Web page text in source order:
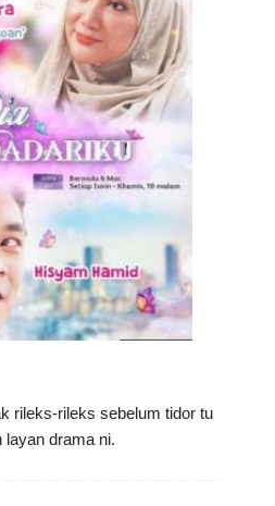
rileks-rileks sebelum tidor tu
layan drama ni.